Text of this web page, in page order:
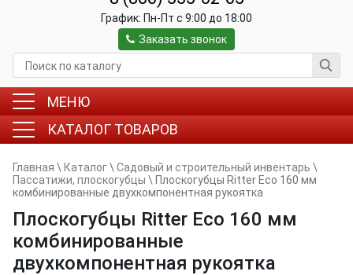
График: Пн-Пт c 9:00 до 18:00
Заказать звонок
МЕНЮ
КАТАЛОГ ТОВАРОВ
Главная \ Каталог\ Садовый и строительный инвентарь \
Пассатижи, плоскогубцы \ Плоскогубцы Ritter Eco 160 мм
комбинированные двухкомпонентная рукоятка
Плоскогубцы Ritter Eco 160 мм
комбинированные
двухкомпонентная рукоятка